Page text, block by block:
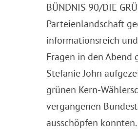
BÜNDNIS 90/DIE
Parteienlandschaft
informationsreich
Fragen in den Abend
Stefanie John
grünen Kern-
vergangenen
ausschöpfen